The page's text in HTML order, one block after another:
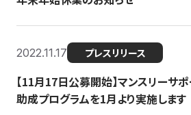
2022.11.17 プレスリリース
【11月17日公募開始】マンスリーサ
助成プログラムを1月より実施します